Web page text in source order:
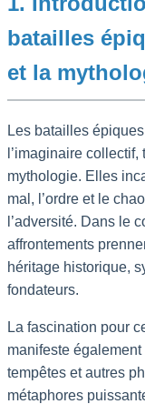
batailles
et la
Les batailles
l’imaginaire
mythologie. Elles
mal, l’ordre et le
l’adversité. Dans le
affrontements
héritage historique,
fondateurs.
La fascination pour
manifeste
tempêtes et autres
métaphores